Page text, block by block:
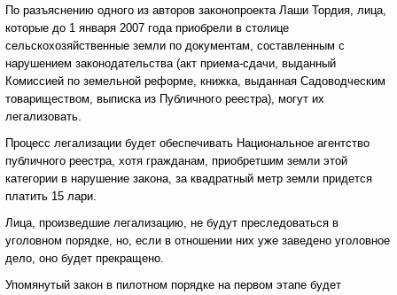
По разъяснению одного из авторов законопроекта Лаши Тордия, лица,
которые до 1 января 2007 года приобрели в столице
сельскохозяйственные земли по документам, составленным с
нарушением законодательства (акт приема-сдачи, выданный
Комиссией по земельной реформе, книжка, выданная Садоводческим
товариществом, выписка из Публичного реестра), могут их
легализовать.
Процесс легализации будет обеспечивать Национальное агентство
публичного реестра, хотя гражданам, приобретшим земли этой
категории в нарушение закона, за квадратный метр земли придется
платить 15 лари.
Лица, произведшие легализацию, не будут преследоваться в
уголовном порядке, но, если в отношении них уже заведено уголовное
дело, оно будет прекращено.
Упомянутый закон в пилотном порядке на первом этапе будет